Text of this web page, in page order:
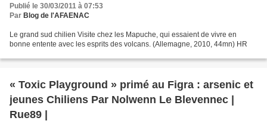
Publié le 30/03/2011 à 07:53
Par Blog de l'AFAENAC
Le grand sud chilien Visite chez les Mapuche, qui essaient de vivre en
bonne entente avec les esprits des volcans. (Allemagne, 2010, 44mn) HR
« Toxic Playground » primé au Figra : arsenic et
jeunes Chiliens Par Nolwenn Le Blevennec |
Rue89 |